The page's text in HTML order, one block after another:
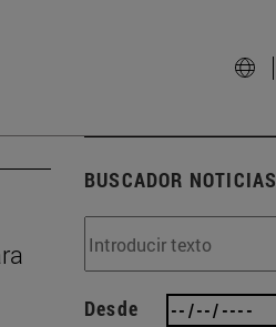
BUSCADOR NOTICIAS
Desde